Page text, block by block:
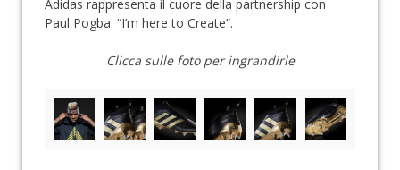
Adidas rappresenta il cuore della partnership con
Paul Pogba: “I’m here to Create”.
Clicca sulle foto per ingrandirle